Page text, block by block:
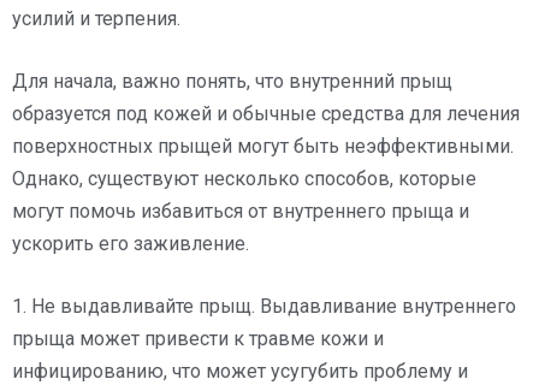
усилий и терпения.
Для начала, важно понять, что внутренний прыщ
образуется под кожей и обычные средства для лечения
поверхностных прыщей могут быть неэффективными.
Однако, существуют несколько способов, которые
могут помочь избавиться от внутреннего прыща и
ускорить его заживление.
1. Не выдавливайте прыщ. Выдавливание внутреннего
прыща может привести к травме кожи и
инфицированию, что может усугубить проблему и